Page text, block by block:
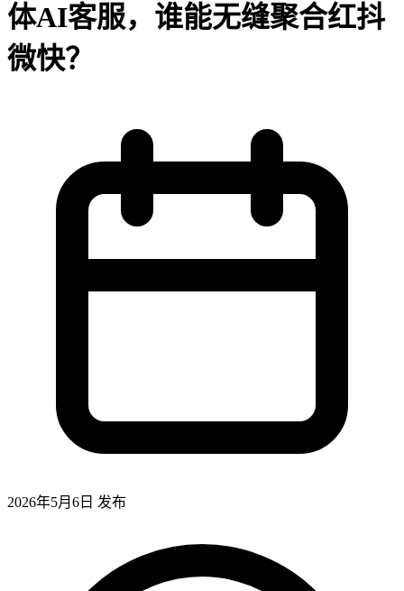
体AI客服，谁能无缝聚合红抖
微快？
2026年5月6日 发布